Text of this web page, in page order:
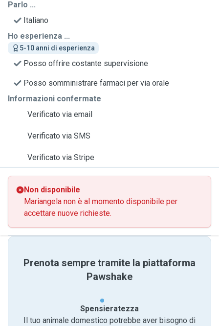
Parlo ...
Italiano
Ho esperienza ...
5-10 anni di esperienza
Posso offrire costante supervisione
Posso somministrare farmaci per via orale
Informazioni confermate
Verificato via email
Verificato via SMS
Verificato via Stripe
Non disponibile
Mariangela non è al momento disponibile per
accettare nuove richieste.
Prenota sempre tramite la piattaforma
Pawshake
Spensieratezza
Il tuo animale domestico potrebbe aver bisogno di